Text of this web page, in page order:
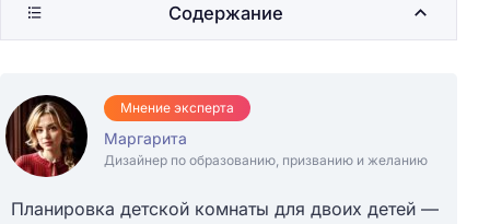
Мнение эксперта
Маргарита
Дизайнер по образованию, призванию и желанию
Планировка детской комнаты для двоих детей —
Содержание